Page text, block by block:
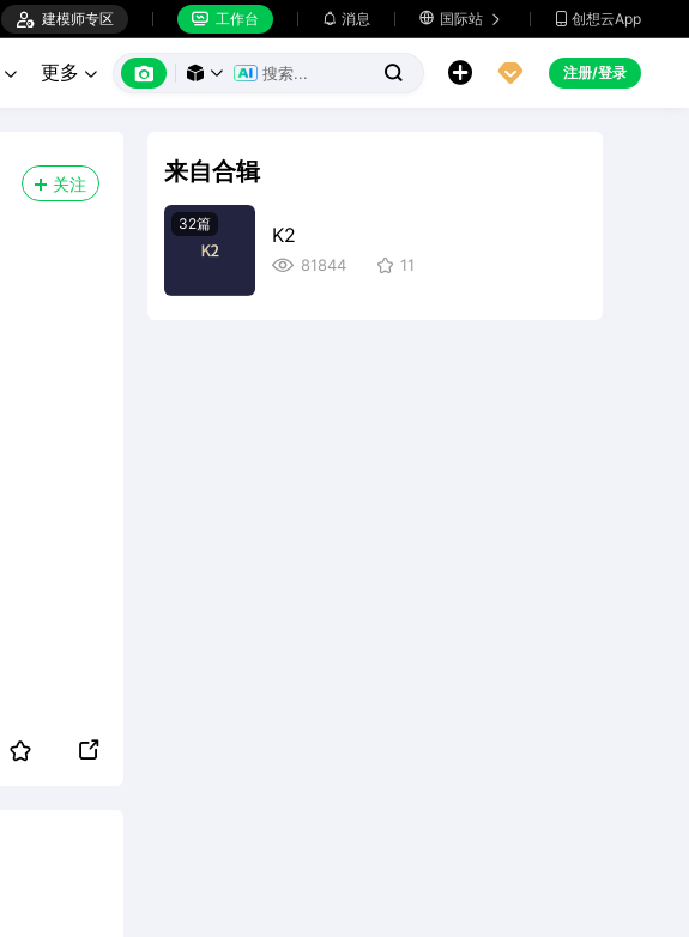
 建模师专区  工作台  消息  国际站   创想云App
 更多        注册/登录
关注

来自合辑
32篇 K2
 81844  11